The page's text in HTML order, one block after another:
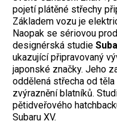
pojetí plátěné střechy
Základem vozu je
Naopak se sériovou
designérská studie
ukazující připravovaný
japonské značky. Jeho
oddělená střecha od
zvýraznění blatníků.
pětidveřového
Subaru XV.